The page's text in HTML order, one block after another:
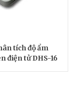
tích độ ẩm
điện tử DHS-16